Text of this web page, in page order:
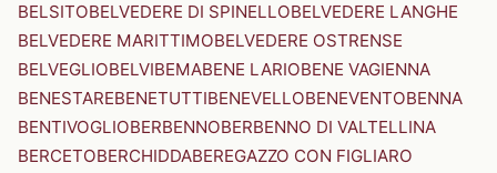
BELSITOBELVEDERE DI SPINELLOBELVEDERE LANGHE
BELVEDERE MARITTIMOBELVEDERE OSTRENSE
BELVEGLIOBELVIBEMABENE LARIOBENE VAGIENNA
BENESTAREBENETUTTIBENEVELLOBENEVENTOBENNA
BENTIVOGLIOBERBENNOBERBENNO DI VALTELLINA
BERCETOBERCHIDDABEREGAZZO CON FIGLIARO